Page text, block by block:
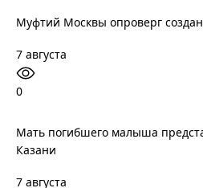
Муфтий Москвы опроверг
7 августа
0
Мать погибшего малыша
Казани
7 августа